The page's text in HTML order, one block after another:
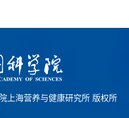
上海营养与健康研究所 版权所